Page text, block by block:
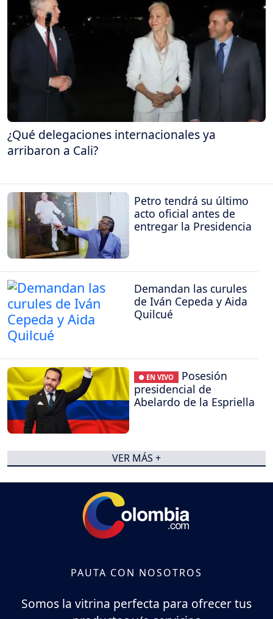
¿Qué delegaciones internacionales ya
arribaron a Cali?
Petro tendrá su último
acto oficial antes de
entregar la Presidencia
Demandan las curules
de Iván Cepeda y Aida
Quilcué
● EN VIVO
Posesión
presidencial de
Abelardo de la Espriella
VER MÁS +
PAUTA CON NOSOTROS
Somos la vitrina perfecta para ofrecer tus